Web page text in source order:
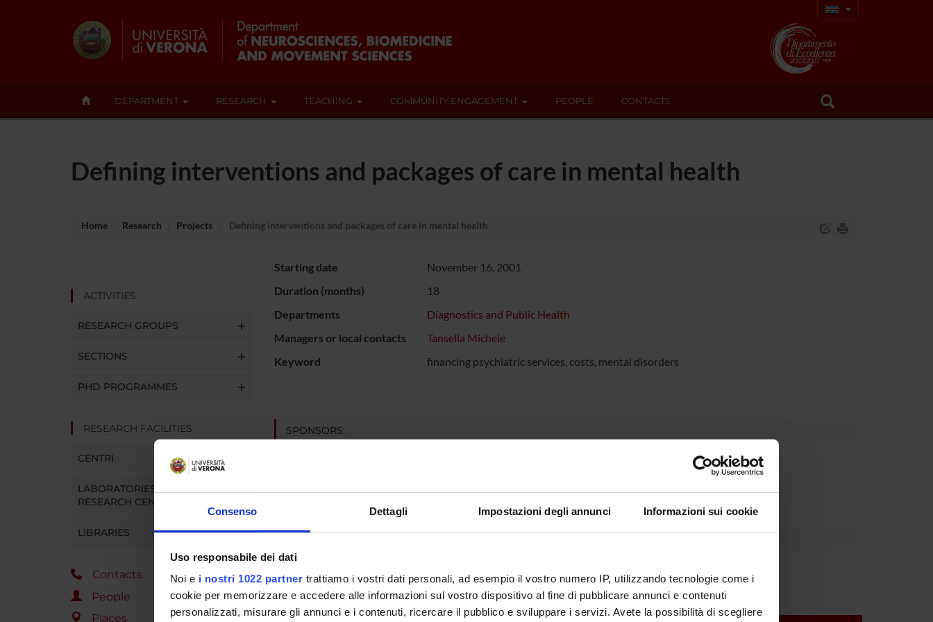
Consenso Dettagli Impostazioni degli annunci Informazioni sui cookie
Uso responsabile dei dati
Noi e i nostri 1022 partner trattiamo i vostri dati personali, ad esempio il vostro numero IP, utilizzando tecnologie come i
cookie per memorizzare e accedere alle informazioni sul vostro dispositivo al fine di pubblicare annunci e contenuti
personalizzati, misurare gli annunci e i contenuti, ricercare il pubblico e sviluppare i servizi. Avete la possibilità di scegliere
DEPARTMENT RESEARCH TEACHING COMMUNITY ENGAGEMENT PEOPLE CONTACTS
Defining interventions and packages of care in mental health
Home Research Projects Defining interventions and packages of care in mental health
ACTIVITIES
RESEARCH GROUPS
SECTIONS
PHD PROGRAMMES
RESEARCH FACILITIES
CENTRI
LABORATORIES AND
RESEARCH CENTRES
LIBRARIES
Contacts
People
Places
Starting date
November 16, 2001
Duration (months)
18
Departments
Diagnostics and Public Health
Managers or local contacts
Tansella Michele
Keyword
financing psychiatric services, costs, mental disorders
SPONSORS: